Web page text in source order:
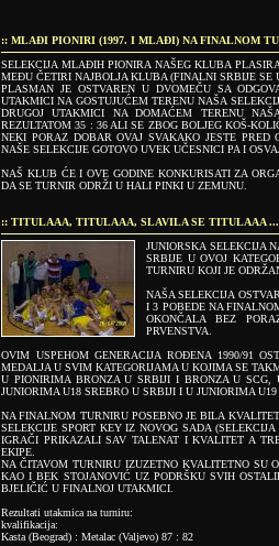
:: MLAĐI PIONIRI (1997. I MLAĐI) NA FINALNOM
SELEKCIJA MLAĐIH PIONIRA NAŠEG KLUBA
MEĐU ČETIRI NAJBOLJA KLUBA (FINALNI SRBIJE SE
PLASMAN JE OSTVAREN U DVOMEČU SA
UTAKMICI NA GOSTUJUĆEM TERENU NAŠA
DRUGOJ UTAKMICI NA DOMAĆEM TERENU
REZULTATOM 35 : 36 ALI SE ZBOG BOLJEG KOŠ-
NEKI PORAZ DOBAR OVAJ SVAKAKO JESTE
NAŠE SELEKCIJE GOTOVO UVEK UČESNICI PA I
NAŠ KLUB ĆE I OVE GODINE KONKURISATI ZA
DA SE TURNIR ODRŽI U HALI PINKI U ZEMUNU.
:: TITULAAA, TITULAAA, SLAVILA SE TITULAAA ...
JUNIORSKA SELEKCIJA
SRBIJE U OVOJ
TURNIRU KOJI JE
NAŠA SELEKCIJA
I 3 POBEDE NA
OKONČALA BEZ
PRVENSTVA.
OVIM USPEHOM GENERACIJA ROĐENA 1990/91
MEDALJA U SVIM KATEGORIJAMA U KOJIMA SE
U PIONIRIMA BRONZA U SRBIJI I BRONZA U
JUNIORIMA U18 SREBRO U SRBIJI I U JUNIORIMA
NA FINALNOM TURNIRU POSEBNO JE BILA
SELEKCIJE SPORT KEY IZ NOVOG SADA
IGRAČI PRIKAZALI SAV TALENAT I KVALITET A
EKIPE.
NA ČITAVOM TURNIRU IZUZETNO KVALITETNO
KAO I BEK STOJANOVIĆ UZ PODRŠKU SVIH
BJELIČIĆ U FINALNOJ UTAKMICI.
Rezultati utakmica na turniru:
kvalifikacija:
Kasta (Beograd) : Metalac (Valjevo) 87 : 82